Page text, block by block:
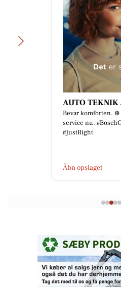
AUTO TEKNIK
Bevar komforten. ❄️
service nu.
#JustRight
Åbn opslaget